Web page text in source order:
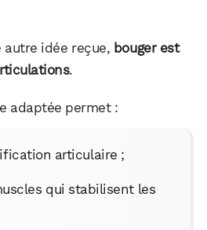
idée reçue, bouger est
.
adaptée permet :
articulaire ;
qui stabilisent les